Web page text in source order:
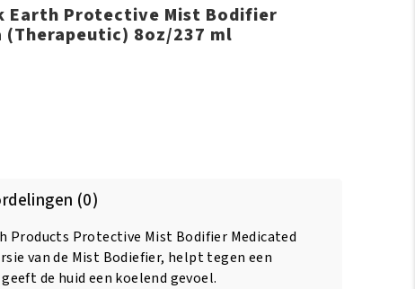
Earth Protective Mist Bodifier
(Therapeutic) 8oz/237 ml
(0)
Products Protective Mist Bodifier Medicated
van de Mist Bodiefier, helpt tegen een
de huid een koelend gevoel.